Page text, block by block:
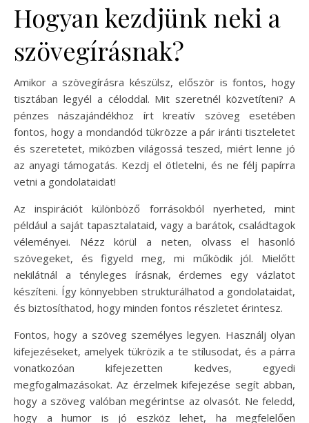
Hogyan kezdjünk neki a
szövegírásnak?
Amikor a szövegírásra készülsz, először is fontos, hogy
tisztában legyél a céloddal. Mit szeretnél közvetíteni? A
pénzes nászajándékhoz írt kreatív szöveg esetében
fontos, hogy a mondandód tükrözze a pár iránti tiszteletet
és szeretetet, miközben világossá teszed, miért lenne jó
az anyagi támogatás. Kezdj el ötletelni, és ne félj papírra
vetni a gondolataidat!
Az inspirációt különböző forrásokból nyerheted, mint
például a saját tapasztalataid, vagy a barátok, családtagok
véleményei. Nézz körül a neten, olvass el hasonló
szövegeket, és figyeld meg, mi működik jól. Mielőtt
nekilátnál a tényleges írásnak, érdemes egy vázlatot
készíteni. Így könnyebben strukturálhatod a gondolataidat,
és biztosíthatod, hogy minden fontos részletet érintesz.
Fontos, hogy a szöveg személyes legyen. Használj olyan
kifejezéseket, amelyek tükrözik a te stílusodat, és a párra
vonatkozóan kifejezetten kedves, egyedi
megfogalmazásokat. Az érzelmek kifejezése segít abban,
hogy a szöveg valóban megérintse az olvasót. Ne feledd,
hogy a humor is jó eszköz lehet, ha megfelelően